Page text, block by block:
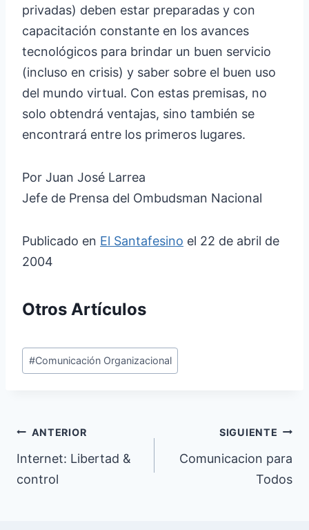
privadas) deben estar preparadas y con
capacitación constante en los avances
tecnológicos para brindar un buen servicio
(incluso en crisis) y saber sobre el buen uso
del mundo virtual. Con estas premisas, no
solo obtendrá ventajas, sino también se
encontrará entre los primeros lugares.
Por Juan José Larrea
Jefe de Prensa del Ombudsman Nacional
Publicado en El Santafesino el 22 de abril de
2004
Otros Artículos
Etiquetas
de
#Comunicación Organizacional
Navegación
de
entradas
ANTERIOR
Internet: Libertad &
control
SIGUIENTE
Comunicacion para
Todos